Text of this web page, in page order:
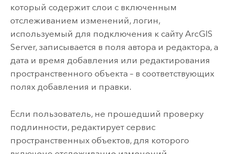
который содержит слои с включенным
отслеживанием изменений, логин,
используемый для подключения к сайту ArcGIS
Server, записывается в поля автора и редактора, а
дата и время добавления или редактирования
пространственного объекта – в соответствующих
полях добавления и правки.
Если пользователь, не прошедший проверку
подлинности, редактирует сервис
пространственных объектов, для которого